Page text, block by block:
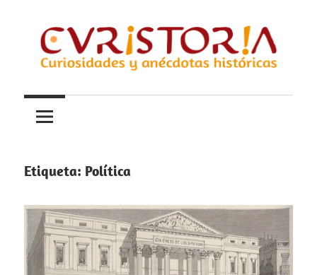
contenido
Curistoria
y
anécdotas
historia
Etiqueta: Política